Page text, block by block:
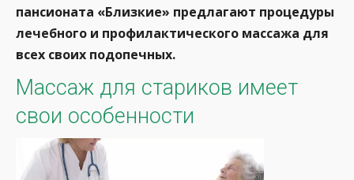
пансионата «Близкие» предлагают процедуры
лечебного и профилактического массажа для
всех своих подопечных.
Массаж для стариков имеет
свои особенности